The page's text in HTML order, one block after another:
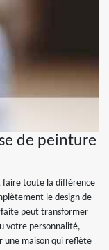
de peinture
faire toute la différence
le design de
peut transformer
votre personnalité,
une maison qui reflète